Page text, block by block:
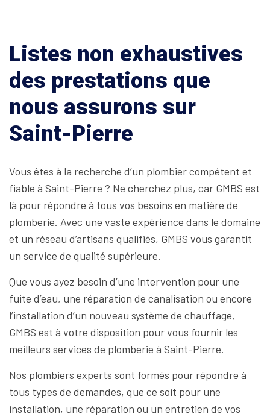
Listes non exhaustives
des prestations que
nous assurons sur
Saint-Pierre
Vous êtes à la recherche d’un plombier compétent et
fiable à Saint-Pierre ? Ne cherchez plus, car GMBS est
là pour répondre à tous vos besoins en matière de
plomberie. Avec une vaste expérience dans le domaine
et un réseau d’artisans qualifiés, GMBS vous garantit
un service de qualité supérieure.
Que vous ayez besoin d’une intervention pour une
fuite d’eau, une réparation de canalisation ou encore
l’installation d’un nouveau système de chauffage,
GMBS est à votre disposition pour vous fournir les
meilleurs services de plomberie à Saint-Pierre.
Nos plombiers experts sont formés pour répondre à
tous types de demandes, que ce soit pour une
installation, une réparation ou un entretien de vos